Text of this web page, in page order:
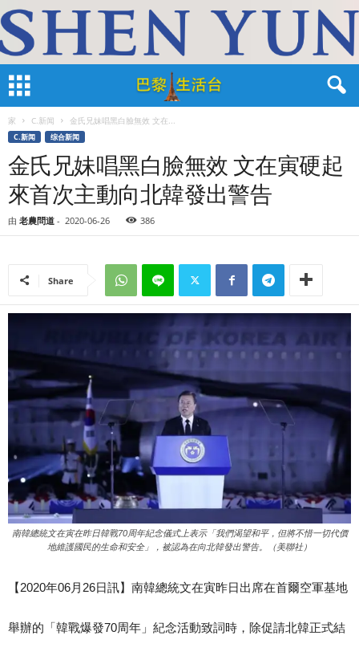
家 C.新闻 金氏兄妹唱黑白臉無效 文在...
C.新闻 综合新闻
金氏兄妹唱黑白臉無效 文在寅硬起
來首次主動向北韓發出警告
由 老農問道 - 2020-06-26 386
Share
南韓總統文在寅在昨日韓戰70周年紀念儀式上表示「我們渴望和平，但將不惜一切代價
地維護國民的生命和安全」，被認為在向北韓發出警告。（美聯社）
【2020年06月26日訊】南韓總統文在寅昨日出席在首爾空軍基地
舉辦的「韓戰爆發70周年」紀念活動致詞時，除促請北韓正式結